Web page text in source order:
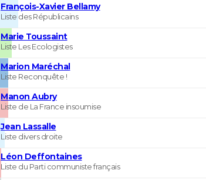
François-Xavier Bellamy
Liste des Républicains
Marie Toussaint
Liste Les Ecologistes
Marion Maréchal
Liste Reconquête !
Manon Aubry
Liste de La France insoumise
Jean Lassalle
Liste divers droite
Léon Deffontaines
Liste du Parti communiste français